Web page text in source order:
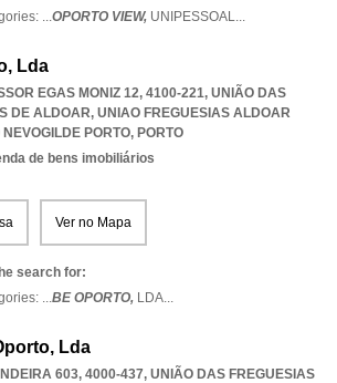
...OPORTO VIEW, UNIPESSOAL...
Lda
EGAS MONIZ 12, 4100-221, UNIÃO DAS
DE ALDOAR, UNIAO FREGUESIAS ALDOAR
NEVOGILDE PORTO, PORTO
de bens imobiliários
Ver no Mapa
search for:
...BE OPORTO, LDA...
Lda
603, 4000-437, UNIÃO DAS FREGUESIAS